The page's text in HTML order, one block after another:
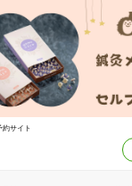
サイト